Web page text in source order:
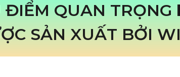
ĐIỂM QUAN TRỌNG
SẢN XUẤT BỞI